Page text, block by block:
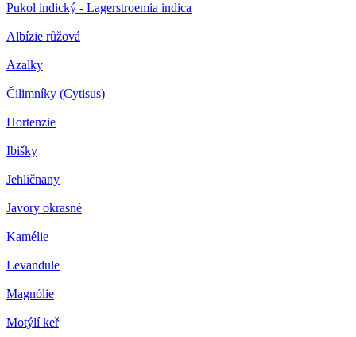
Pukol indický - Lagerstroemia indica
Albízie růžová
Azalky
Čilimníky (Cytisus)
Hortenzie
Ibišky
Jehličnany
Javory okrasné
Kamélie
Levandule
Magnólie
Motýlí keř